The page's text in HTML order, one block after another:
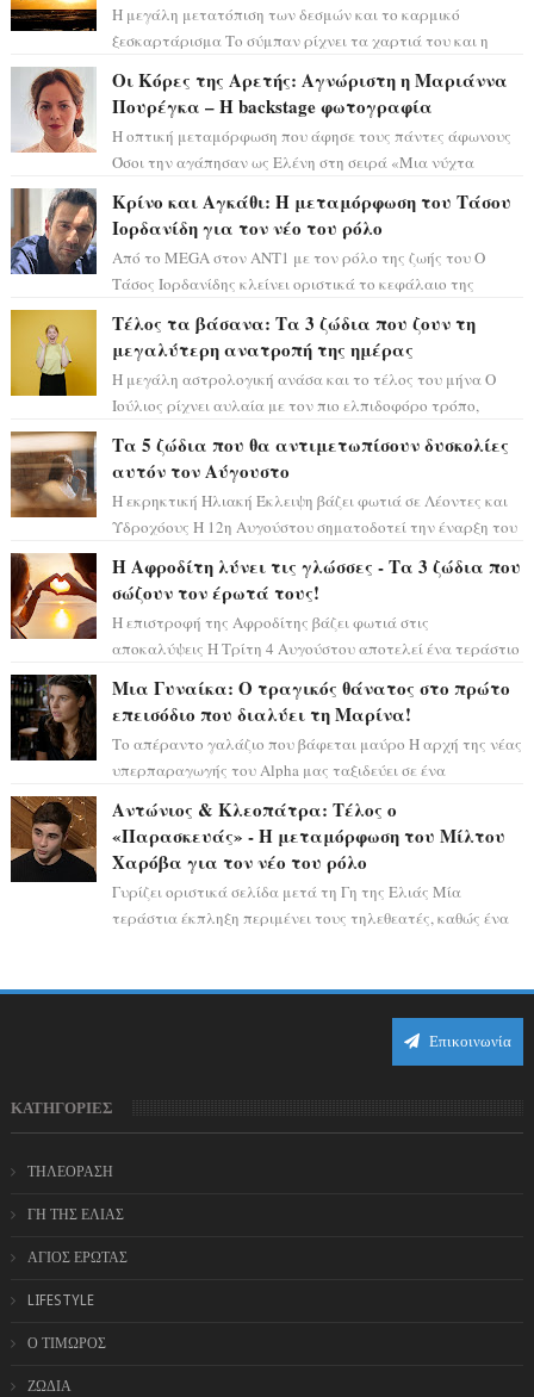
Η μεγάλη μετατόπιση των δεσμών και το καρμικό
ξεσκαρτάρισμα Το σύμπαν ρίχνει τα χαρτιά του και η
Οι Κόρες της Αρετής: Αγνώριστη η Μαριάννα
Πουρέγκα – H backstage φωτογραφία
Η οπτική μεταμόρφωση που άφησε τους πάντες άφωνους
Όσοι την αγάπησαν ως Ελένη στη σειρά «Μια νύχτα
Κρίνο και Αγκάθι: Η μεταμόρφωση του Τάσου
Ιορδανίδη για τον νέο του ρόλο
Από το MEGA στον ΑΝΤ1 με τον ρόλο της ζωής του Ο
Τάσος Ιορδανίδης κλείνει οριστικά το κεφάλαιο της
Τέλος τα βάσανα: Τα 3 ζώδια που ζουν τη
μεγαλύτερη ανατροπή της ημέρας
Η μεγάλη αστρολογική ανάσα και το τέλος του μήνα Ο
Ιούλιος ρίχνει αυλαία με τον πιο ελπιδοφόρο τρόπο,
Τα 5 ζώδια που θα αντιμετωπίσουν δυσκολίες
αυτόν τον Αύγουστο
Η εκρηκτική Ηλιακή Έκλειψη βάζει φωτιά σε Λέοντες και
Υδροχόους Η 12η Αυγούστου σηματοδοτεί την έναρξη του
Η Αφροδίτη λύνει τις γλώσσες - Τα 3 ζώδια που
σώζουν τον έρωτά τους!
Η επιστροφή της Αφροδίτης βάζει φωτιά στις
αποκαλύψεις Η Τρίτη 4 Αυγούστου αποτελεί ένα τεράστιο
Μια Γυναίκα: Ο τραγικός θάνατος στο πρώτο
επεισόδιο που διαλύει τη Μαρίνα!
Το απέραντο γαλάζιο που βάφεται μαύρο Η αρχή της νέας
υπερπαραγωγής του Alpha μας ταξιδεύει σε ένα
Αντώνιος & Κλεοπάτρα: Τέλος ο
«Παρασκευάς» - Η μεταμόρφωση του Μίλτου
Χαρόβα για τον νέο του ρόλο
Γυρίζει οριστικά σελίδα μετά τη Γη της Ελιάς Μία
τεράστια έκπληξη περιμένει τους τηλεθεατές, καθώς ένα
Επικοινωνία
ΚΑΤΗΓΟΡΙΕΣ
ΤΗΛΕΟΡΑΣΗ
ΓΗ ΤΗΣ ΕΛΙΑΣ
ΑΓΙΟΣ ΕΡΩΤΑΣ
LIFESTYLE
Ο ΤΙΜΩΡΟΣ
ΖΩΔΙΑ